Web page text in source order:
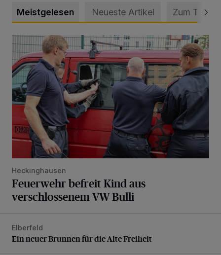
Meistgelesen Neueste Artikel Zum Thema
Feuerwehr befreit Kind aus verschlossenem VW Bulli
Heckinghausen
Feuerwehr befreit Kind aus
verschlossenem VW Bulli
Ein neuer Brunnen für die Alte Freiheit
Elberfeld
Ein neuer Brunnen für die Alte Freiheit